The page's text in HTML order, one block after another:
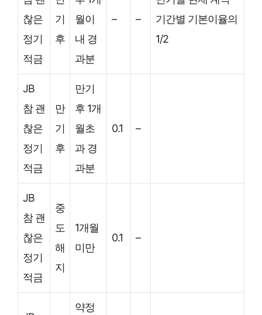
찮은
정기
적금
기
후
월이
내 경
과분
– –
기간별 기본이율의
1/2
JB
참 괜
찮은
정기
적금
만
기
후
만기
후 1개
월초
과 경
과분
0.1 –
JB
참 괜
찮은
정기
적금
중
도
해
지
1개월
미만
0.1 –
약정